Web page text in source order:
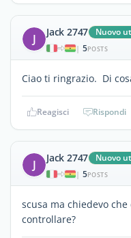
J Jack 2747 Nuovo
| 5POSTS
Ciao ti ringrazio. Di
Reagisci Rispondi
J Jack 2747 Nuovo
| 5POSTS
scusa ma chiedevo
controllare?